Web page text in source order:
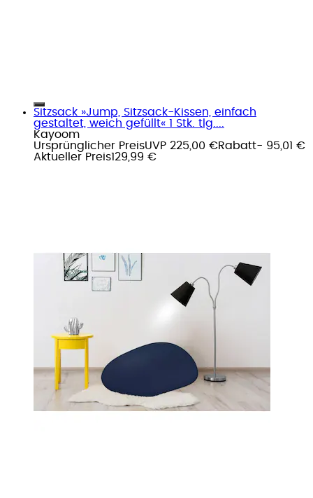
Sitzsack »Jump, Sitzsack-Kissen, einfach
gestaltet, weich gefüllt« 1 Stk. tlg....
Kayoom
Ursprünglicher PreisUVP 225,00 €Rabatt- 95,01 €
Aktueller Preis129,99 €